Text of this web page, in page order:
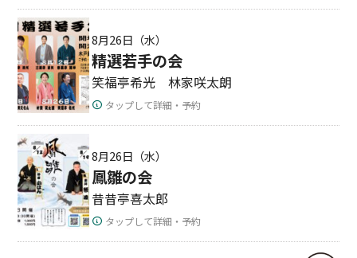
8月26日（水）
精選若手の会
笑福亭希光 林家咲太朗
タップして詳細・予約
8月26日（水）
鳳雛の会
昔昔亭喜太郎
タップして詳細・予約